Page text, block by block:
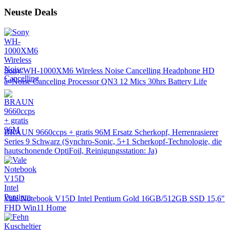
Neuste Deals
Sony WH-1000XM6 Wireless Noise Cancelling Headphone HD
â¤Noise Canceling Processor QN3 12 Mics 30hrs Battery Life
BRAUN 9660ccps + gratis 96M Ersatz Scherkopf, Herrenrasierer
Series 9 Schwarz (Synchro-Sonic, 5+1 Scherkopf-Technologie, die
hautschonende OptiFoil, Reinigungsstation: Ja)
Vale Notebook V15D Intel Pentium Gold 16GB/512GB SSD 15,6"
FHD Win11 Home